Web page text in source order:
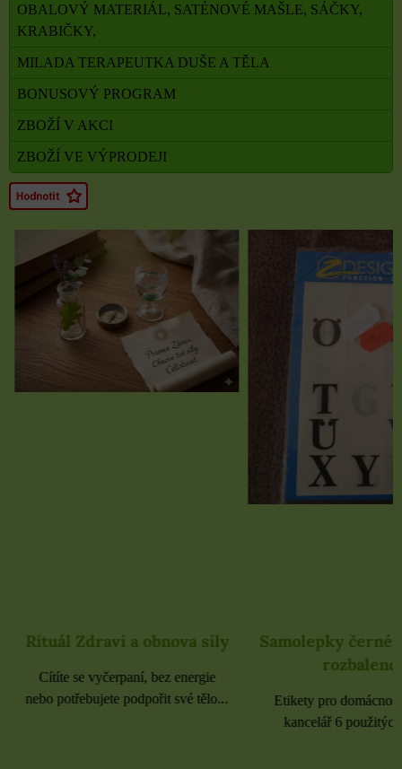
OBALOVÝ MATERIÁL, SATÉNOVÉ MAŠLE, SÁČKY,
KRABIČKY,
MILADA TERAPEUTKA DUŠE A TĚLA
BONUSOVÝ PROGRAM
ZBOŽÍ V AKCI
ZBOŽÍ VE VÝPRODEJI
Rituál Zdraví a obnova síly
Cítíte se vyčerpaní, bez energie
nebo potřebujete podpořit své tělo...
Samolepky černé
rozbaleno
Etikety pro
kancelář 6 použitých